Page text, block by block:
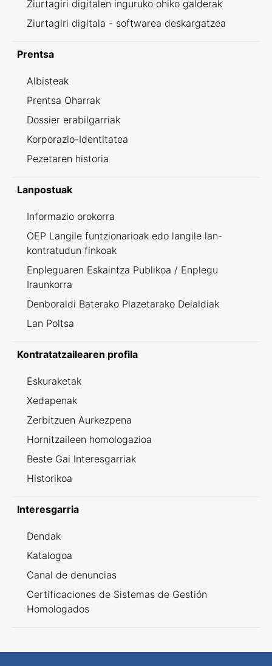
Ziurtagiri digitalen inguruko ohiko galderak
Ziurtagiri digitala - softwarea deskargatzea
Prentsa
Albisteak
Prentsa Oharrak
Dossier erabilgarriak
Korporazio-Identitatea
Pezetaren historia
Lanpostuak
Informazio orokorra
OEP Langile funtzionarioak edo langile lan-
kontratudun finkoak
Enpleguaren Eskaintza Publikoa / Enplegu
Iraunkorra
Denboraldi Baterako Plazetarako Deialdiak
Lan Poltsa
Kontratatzailearen profila
Eskuraketak
Xedapenak
Zerbitzuen Aurkezpena
Hornitzaileen homologazioa
Beste Gai Interesgarriak
Historikoa
Interesgarria
Dendak
Katalogoa
Canal de denuncias
Certificaciones de Sistemas de Gestión
Homologados